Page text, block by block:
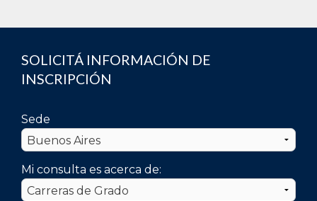
SOLICITÁ INFORMACIÓN DE
INSCRIPCIÓN
Sede
Mi consulta es acerca de: